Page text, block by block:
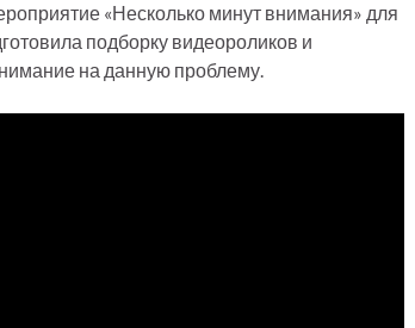
«Несколько минут внимания» для
подборку видеороликов и
на данную проблему.